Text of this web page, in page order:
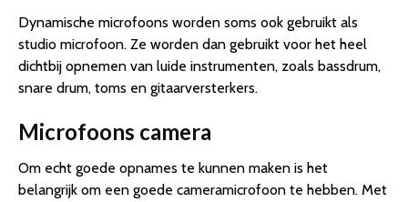
Dynamische microfoons worden soms ook gebruikt als
studio microfoon. Ze worden dan gebruikt voor het heel
dichtbij opnemen van luide instrumenten, zoals bassdrum,
snare drum, toms en gitaarversterkers.
Microfoons camera
Om echt goede opnames te kunnen maken is het
belangrijk om een goede cameramicrofoon te hebben. Met